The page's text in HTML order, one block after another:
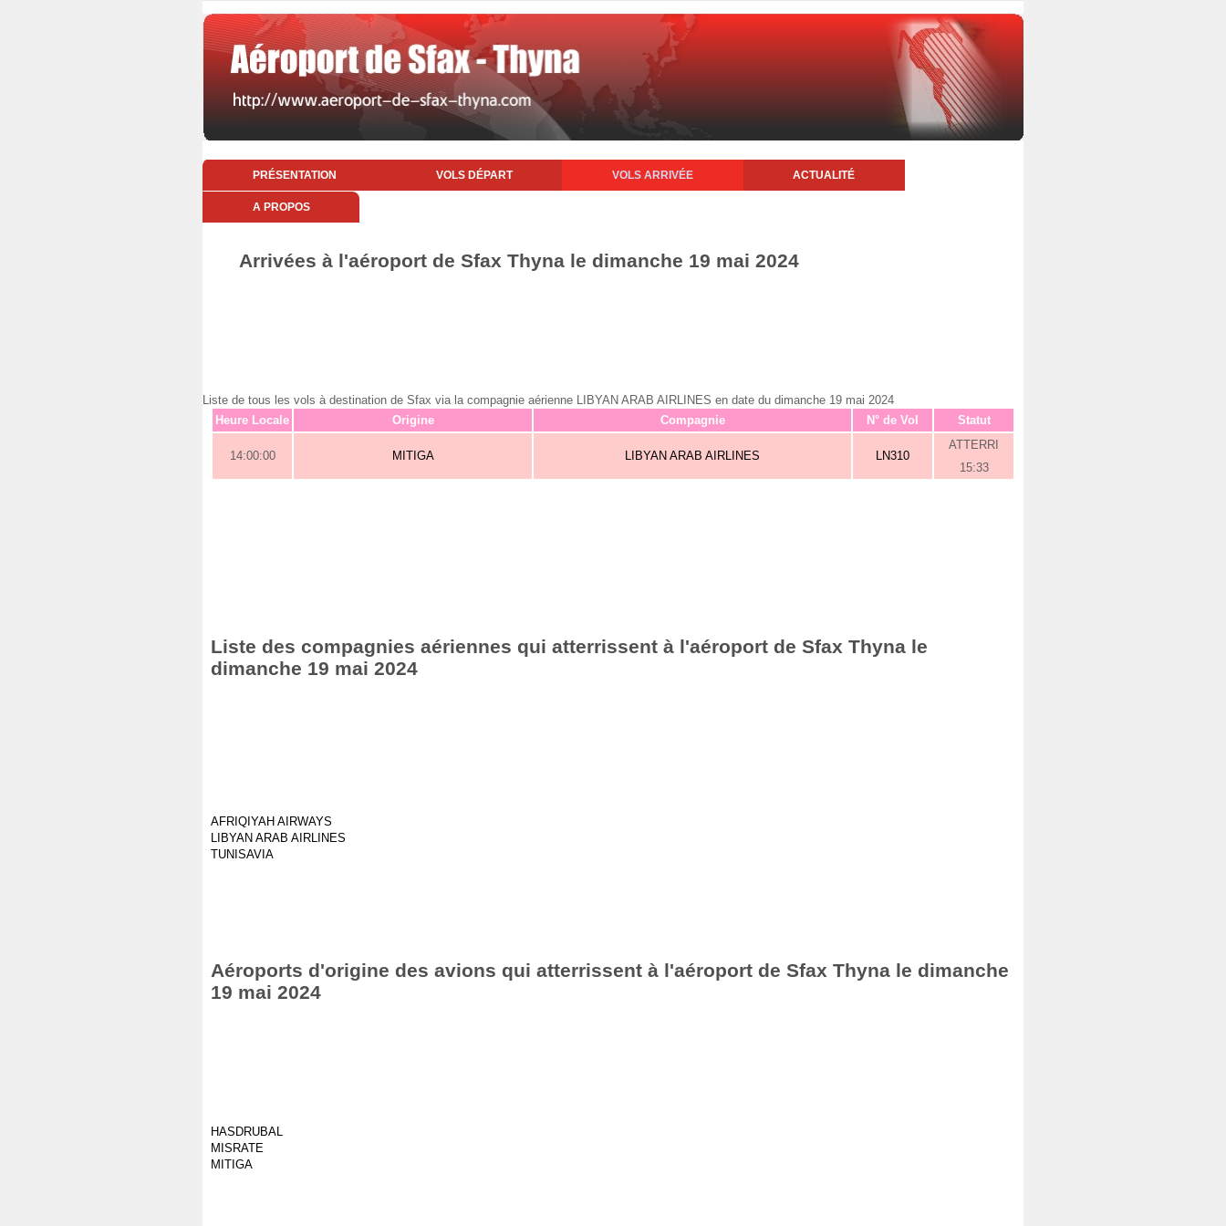
PRÉSENTATION VOLS DÉPART VOLS ARRIVÉE ACTUALITÉ
A PROPOS
Arrivées à l'aéroport de Sfax Thyna le dimanche 19 mai 2024
Liste de tous les vols à destination de Sfax via la compagnie aérienne LIBYAN ARAB AIRLINES en date du dimanche 19 mai 2024
Heure Locale
Origine Compagnie N° de Vol Statut
14:00:00 MITIGA LIBYAN ARAB AIRLINES LN310
ATTERRI
15:33
Liste des compagnies aériennes qui atterrissent à l'aéroport de Sfax Thyna le
dimanche 19 mai 2024
AFRIQIYAH AIRWAYS
LIBYAN ARAB AIRLINES
TUNISAVIA
Aéroports d'origine des avions qui atterrissent à l'aéroport de Sfax Thyna le dimanche
19 mai 2024
HASDRUBAL
MISRATE
MITIGA